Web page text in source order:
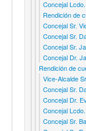
Concejal
Rendición de
Concejal Sr.
Concejal Sr.
Concejal Sr.
Concejal Dr.
Rendición de
Vice-Alcalde
Concejal Sr.
Concejal Dr.
Concejal
Concejal Sr.